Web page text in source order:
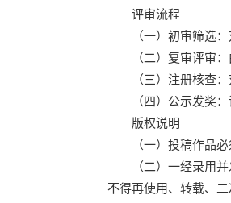
评审流程
（一）初审筛选：对
（二）复审评审：由
（三）注册核查：对
（四）公示发奖：评
版权说明
（一）投稿作品必须
（二）一经录用并
不得再使用、转载、二